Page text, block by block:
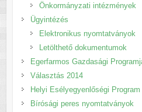
Önkormányzati intézmények
Ügyintézés
Elektronikus nyomtatványok
Letölthető dokumentumok
Egerfarmos Gazdasági
Választás 2014
Helyi Esélyegyenlőségi Program
Bírósági peres nyomtatványok